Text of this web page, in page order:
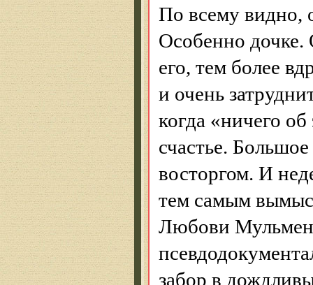
По всему видно,
Особенно дочке.
его, тем более
и очень
когда «ничего
счастье. Большое
восторгом. И
тем самым
Любови
забор в